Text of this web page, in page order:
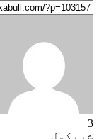
3
شریکول